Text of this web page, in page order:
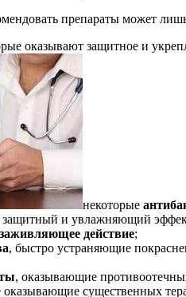
препараты может
оказывают защитное и
некоторые
и увлажняющий
действие;
, быстро устраняющие
, оказывающие
оказывающие существенных